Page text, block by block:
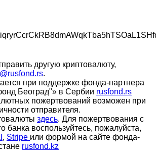
другую криптовалюту,
.
при поддержке фонда-партнера
Београд"» в Сербии rusfond.rs
пожертвований возможен при
отправителя.
здесь. Для пожертвования с
банка воспользуйтесь, пожалуйста,
, Stripe или формой на сайте фонда-
rusfond.kz